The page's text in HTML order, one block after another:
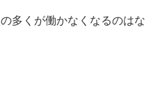
多くが働かなくなるのはな